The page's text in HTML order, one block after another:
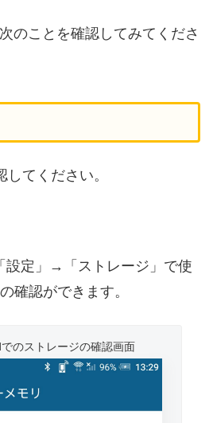
のことを確認してみてくださ
てください。
設定」→「ストレージ」で使
確認ができます。
のストレージの確認画面